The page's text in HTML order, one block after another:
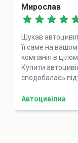
Мирослав
Шукав
її саме на
компанія в
Купити
сподобалась
Автоцивілка